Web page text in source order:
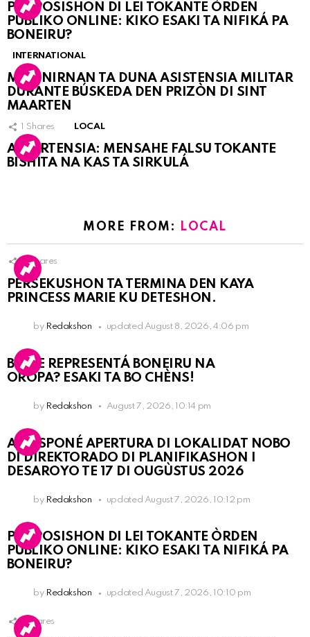
PROPOSISHON DI LEI TOKANTE ÒRDEN
PÚBLIKO ONLINE: KIKO ESAKI TA NIFIKÁ PA
BONEIRU?
INTERNATIONAL
MARINIRNAN TA DUNA ASISTENSIA MILITAR
DURANTE BÚSKEDA DEN PRIZÒN DI SINT
MAARTEN
Shares LOCAL
ATVERTENSIA: MENSAHE FALSU TOKANTE
BISHITA NA KAS TA SIRKULÁ
MORE FROM: LOCAL
Shares
PERSEKUSHON TA TERMINA DEN KAYA
PRINCESS MARIE KU DETESHON.
by Redakshon updated August 8, 2026, 4:06 pm
BO KE REPRESENTÁ BONEIRU NA
OROPA? ESAKI TA BO CHÈNS!
by Redakshon August 7, 2026, 10:14 pm
A POSPONÉ APERTURA DI LOKALIDAT NOBO
DI DIREKTORADO DI PLANIFIKASHON I
DESAROYO TE 17 DI OUGÙSTUS 2026
by Redakshon updated August 7, 2026, 10:12 pm
PROPOSISHON DI LEI TOKANTE ÒRDEN
PÚBLIKO ONLINE: KIKO ESAKI TA NIFIKÁ PA
BONEIRU?
by Redakshon updated August 7, 2026, 10:10 pm
Shares